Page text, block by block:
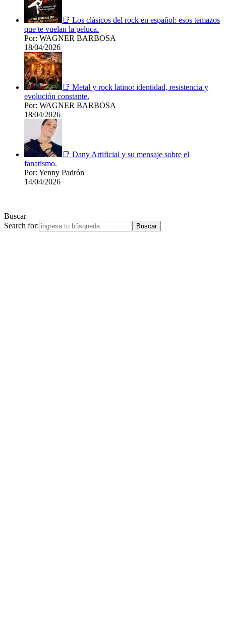
📑 Los clásicos del rock en español: esos temazos
que te vuelan la peluca.
Por: WAGNER BARBOSA
18/04/2026
📑 Metal y rock latino: identidad, resistencia y
evolución constante.
Por: WAGNER BARBOSA
18/04/2026
📑 Dany Artificial y su mensaje sobre el
fanatismo.
Por: Yenny Padrón
14/04/2026
Buscar
Search for: